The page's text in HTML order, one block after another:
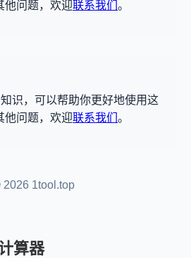
他问题，欢迎联系我们 。
识，可以帮助你更好地使用这
他问题，欢迎联系我们 。
1tool.top
算器